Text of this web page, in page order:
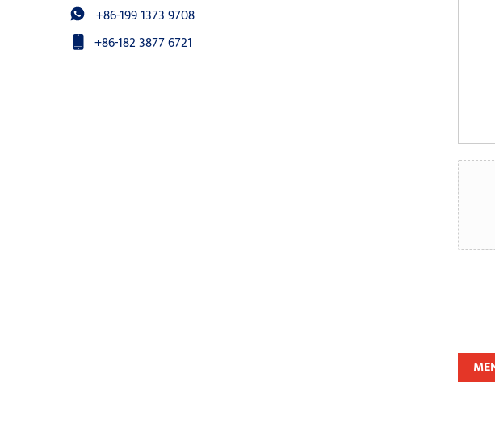
+86-199 1373 9708
+86-182 3877 6721